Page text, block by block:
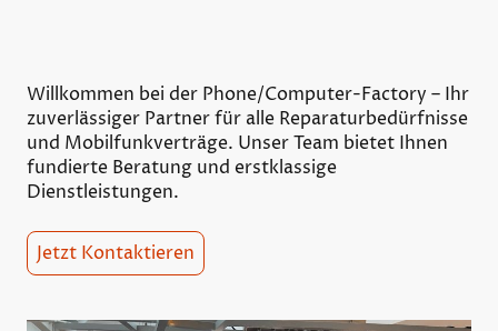
Willkommen bei der Phone/Computer-Factory – Ihr
zuverlässiger Partner für alle Reparaturbedürfnisse
und Mobilfunkverträge. Unser Team bietet Ihnen
fundierte Beratung und erstklassige
Dienstleistungen.
Jetzt Kontaktieren